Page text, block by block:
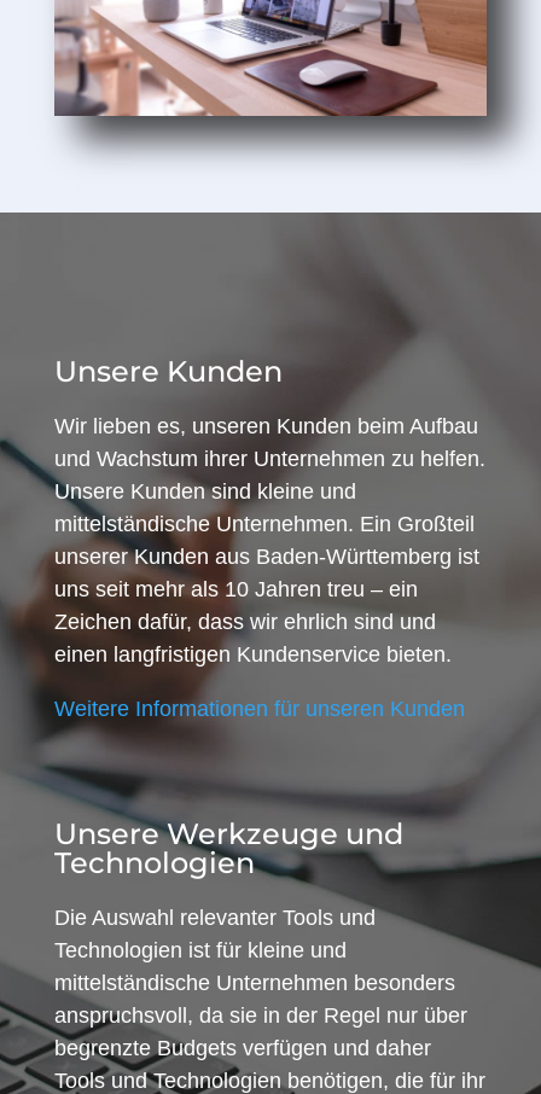
Unsere Kunden
Wir lieben es, unseren Kunden beim Aufbau
und Wachstum ihrer Unternehmen zu helfen.
Unsere Kunden sind kleine und
mittelständische Unternehmen. Ein Großteil
unserer Kunden aus Baden-Württemberg ist
uns seit mehr als 10 Jahren treu – ein
Zeichen dafür, dass wir ehrlich sind und
einen langfristigen Kundenservice bieten.
Weitere Informationen für unseren Kunden
Unsere Werkzeuge und
Technologien
Die Auswahl relevanter Tools und
Technologien ist für kleine und
mittelständische Unternehmen besonders
anspruchsvoll, da sie in der Regel nur über
begrenzte Budgets verfügen und daher
Tools und Technologien benötigen, die für ihr